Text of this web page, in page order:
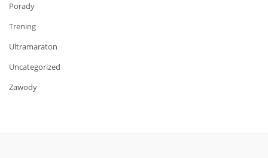
Porady
Trening
Ultramaraton
Uncategorized
Zawody